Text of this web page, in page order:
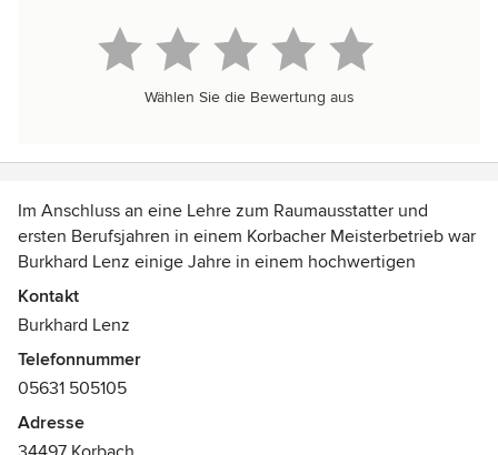
Wählen Sie die Bewertung aus
Im Anschluss an eine Lehre zum Raumausstatter und
ersten Berufsjahren in einem Korbacher Meisterbetrieb war
Burkhard Lenz einige Jahre in einem hochwertigen
Raumgestaltungsunternehmen im Rhein/Main Gebiet tätig.
Einrichtungshaus im Ruhrgebiet, zu dem neben dem
Raumausstattungsbereich auch ein umfangreiches
Angebot hochwertiger Möbel gehörte. Dort war er über
zehn Jahre neben seiner Funktion als Werkstattleiter
Kontakt
Burkhard Lenz
Telefonnummer
05631 505105
Adresse